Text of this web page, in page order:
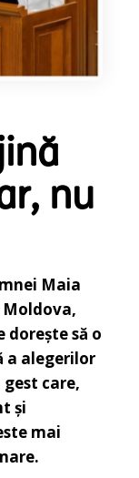
nu
Maia
Moldova,
dorește să o
a alegerilor
care,
și
mai